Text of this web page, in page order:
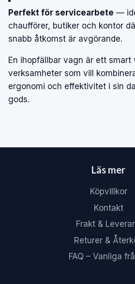
Perfekt för servicearbete —
chaufförer, butiker och kontor
snabb åtkomst är avgörande.
En ihopfällbar vagn är ett smart
verksamheter som vill
ergonomi och effektivitet i sin
gods.
Läs mer
Köpvillkor
Kontakt
Frakt &
Returer &
FAQ – Vanliga